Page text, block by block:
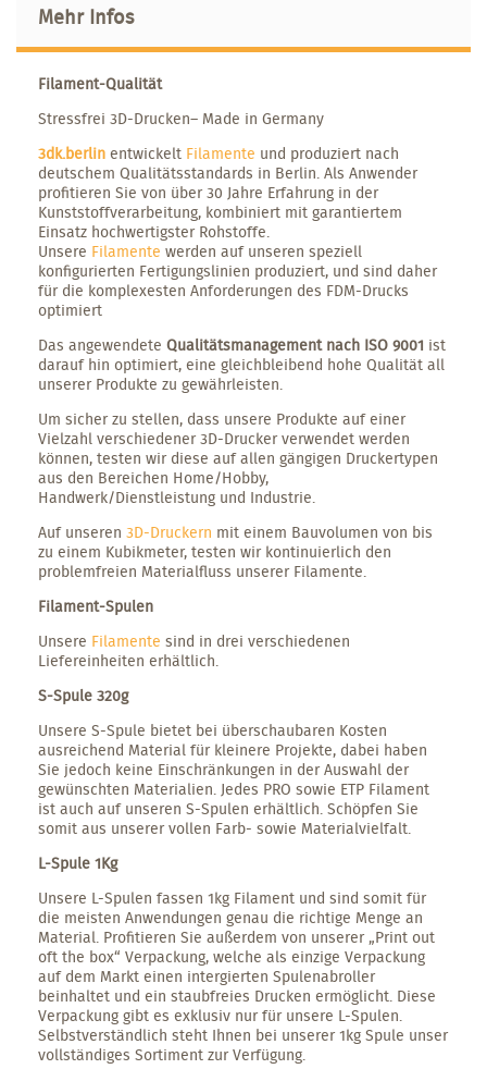
Mehr Infos
Filament-Qualität
Stressfrei 3D-Drucken– Made in Germany
3dk.berlin entwickelt Filamente und produziert nach
deutschem Qualitätsstandards in Berlin. Als Anwender
profitieren Sie von über 30 Jahre Erfahrung in der
Kunststoffverarbeitung, kombiniert mit garantiertem
Einsatz hochwertigster Rohstoffe.
Unsere Filamente werden auf unseren speziell
konfigurierten Fertigungslinien produziert, und sind daher
für die komplexesten Anforderungen des FDM-Drucks
optimiert
Das angewendete Qualitätsmanagement nach ISO 9001 ist
darauf hin optimiert, eine gleichbleibend hohe Qualität all
unserer Produkte zu gewährleisten.
Um sicher zu stellen, dass unsere Produkte auf einer
Vielzahl verschiedener 3D-Drucker verwendet werden
können, testen wir diese auf allen gängigen Druckertypen
aus den Bereichen Home/Hobby,
Handwerk/Dienstleistung und Industrie.
Auf unseren 3D-Druckern mit einem Bauvolumen von bis
zu einem Kubikmeter, testen wir kontinuierlich den
problemfreien Materialfluss unserer Filamente.
Filament-Spulen
Unsere Filamente sind in drei verschiedenen
Liefereinheiten erhältlich.
S-Spule 320g
Unsere S-Spule bietet bei überschaubaren Kosten
ausreichend Material für kleinere Projekte, dabei haben
Sie jedoch keine Einschränkungen in der Auswahl der
gewünschten Materialien. Jedes PRO sowie ETP Filament
ist auch auf unseren S-Spulen erhältlich. Schöpfen Sie
somit aus unserer vollen Farb- sowie Materialvielfalt.
L-Spule 1Kg
Unsere L-Spulen fassen 1kg Filament und sind somit für
die meisten Anwendungen genau die richtige Menge an
Material. Profitieren Sie außerdem von unserer „Print out
oft the box“ Verpackung, welche als einzige Verpackung
auf dem Markt einen intergierten Spulenabroller
beinhaltet und ein staubfreies Drucken ermöglicht. Diese
Verpackung gibt es exklusiv nur für unsere L-Spulen.
Selbstverständlich steht Ihnen bei unserer 1kg Spule unser
vollständiges Sortiment zur Verfügung.